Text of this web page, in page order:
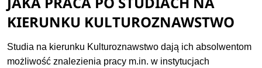
KIERUNKU KULTUROZNAWSTWO
Studia na kierunku Kulturoznawstwo dają ich absolwentom
możliwość znalezienia pracy m.in. w instytucjach